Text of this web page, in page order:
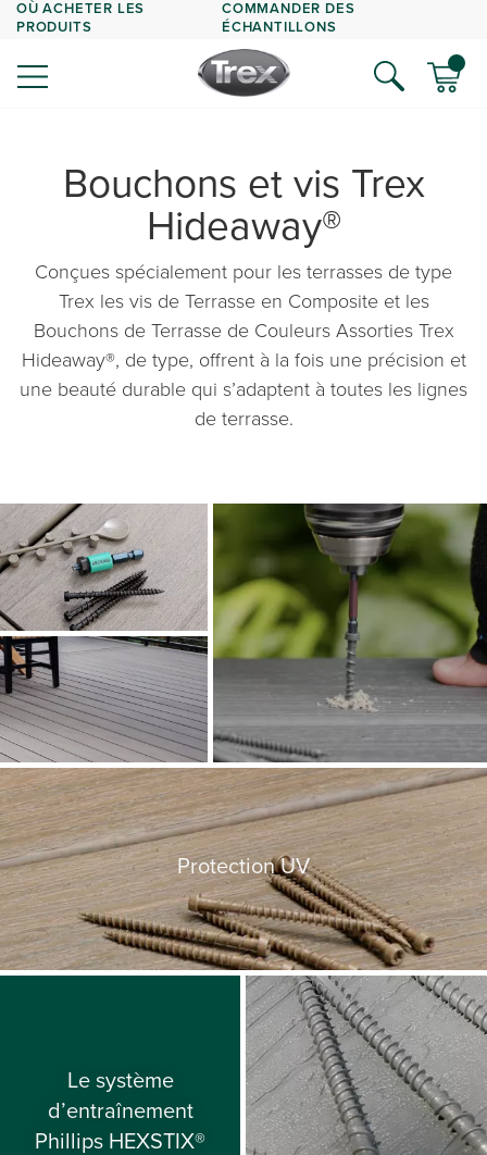
OÙ ACHETER LES
PRODUITS
COMMANDER DES
ÉCHANTILLONS
Bouchons et vis Trex
Hideaway®
Conçues spécialement pour les terrasses de type
Trex les vis de Terrasse en Composite et les
Bouchons de Terrasse de Couleurs Assorties Trex
Hideaway®, de type, offrent à la fois une précision et
une beauté durable qui s’adaptent à toutes les lignes
de terrasse.
Protection UV
Le système
d’entraînement
Phillips HEXSTIX®